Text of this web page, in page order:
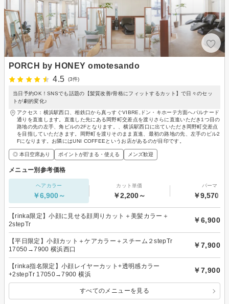
PORCH by HONEY omotesando
4.5
(3件)
当日予約OK！SNSでも話題の【髪質改善/骨格にフィットするカット】で日々のセッ
トが劇的変化♪
アクセス：横浜駅西口、相鉄口から真っすぐVIBRE,ドン・キホーテ方面へパルナード
通りを直進します。直進した先にある岡野町交差点を渡りさらに直進いただき1つ目の
路地の先の左手、角ビルの2Fとなります。、横浜駅西口に出ていただき岡野町交差点
を目指していただきます。岡野町を渡りそのまま直進、最初の路地の先、左手のビル2
Fになります。お隣にはUNI COFFEEというお店があるのが目印です。
◎ 本日空席あり ポイントが貯まる・使える メンズ歓迎
メニュー別参考価格
ヘアカラー
￥6,900～
カット単価
￥2,200～
パーマ
￥9,570～
【rinka限定】小顔に見せる顔周りカット＋美髪カラー＋
2stepTr
￥6,900
【平日限定】小顔カット＋ケアカラー＋スチーム２stepTr
17050→7900 横浜西口
￥7,900
【rinka指名限定】小顔レイヤーカット+透明感カラー
+2stepTr 17050→7900 横浜
￥7,900
すべてのメニューを見る